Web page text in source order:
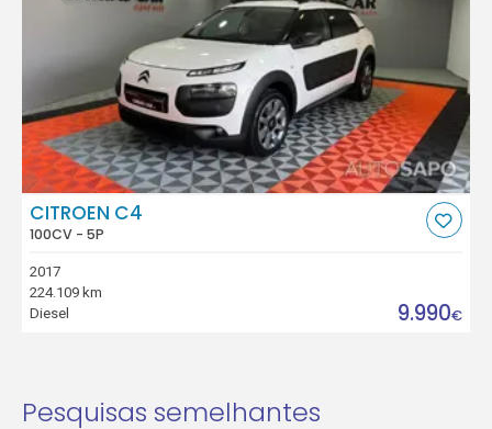
CITROEN C4
100CV - 5P
2017
224.109 km
Diesel
9.990€
Pesquisas semelhantes